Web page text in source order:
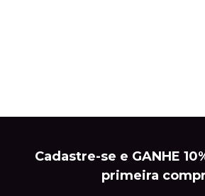
Cadastre-se e GANHE
primeira